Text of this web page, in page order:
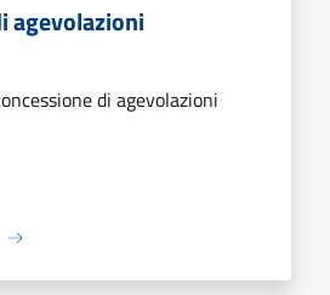
agevolazioni
di agevolazioni